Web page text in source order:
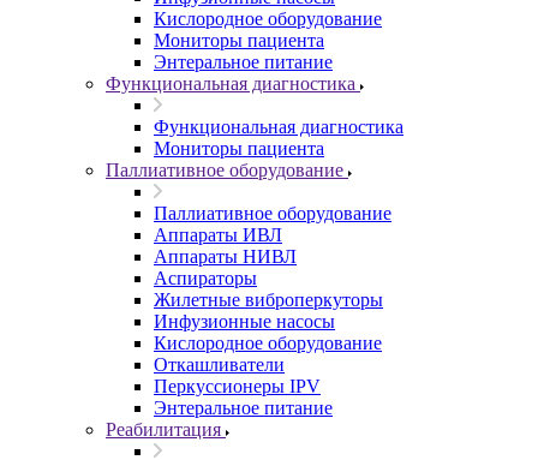
Кислородное оборудование
Мониторы пациента
Энтеральное питание
Функциональная диагностика
Функциональная диагностика
Мониторы пациента
Паллиативное оборудование
Паллиативное оборудование
Аппараты ИВЛ
Аппараты НИВЛ
Аспираторы
Жилетные виброперкуторы
Инфузионные насосы
Кислородное оборудование
Откашливатели
Перкуссионеры IPV
Энтеральное питание
Реабилитация